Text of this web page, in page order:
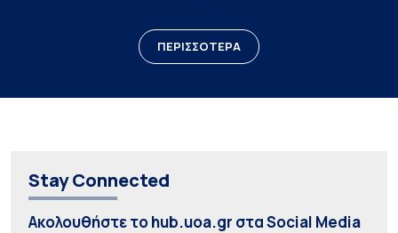
ΠΕΡΙΣΣΟΤΕΡΑ
Stay Connected
Ακολουθήστε το hub.uoa.gr στα Social Media